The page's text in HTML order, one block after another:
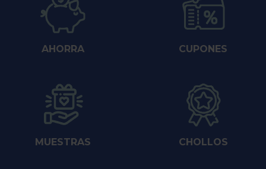
AHORRA CUPONES
MUESTRAS CHOLLOS